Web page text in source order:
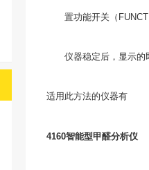
置功能开关（
仪器稳定后，显示的
适用此方法的仪器有
4160智能型甲醛分析仪